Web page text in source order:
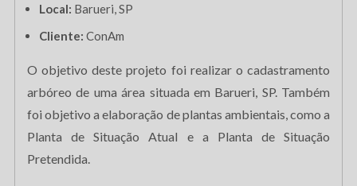
Local: Barueri, SP
Cliente: ConAm
O objetivo deste projeto foi realizar o cadastramento
arbóreo de uma área situada em Barueri, SP. Também
foi objetivo a elaboração de plantas ambientais, como a
Planta de Situação Atual e a Planta de Situação
Pretendida.